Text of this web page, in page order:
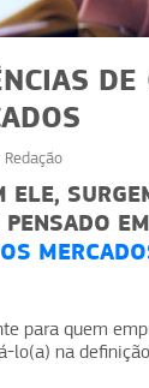
Redação
ELE,
para quem
lo(a) na